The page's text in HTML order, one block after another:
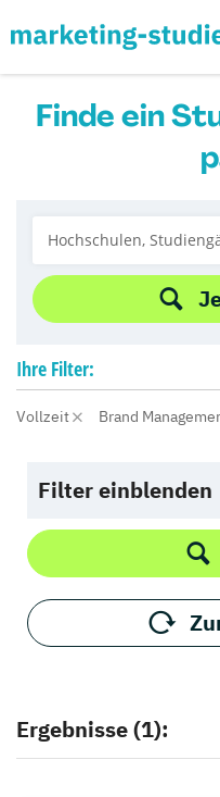
Finde ein
Ihre Filter:
Vollzeit Brand
Filter einblenden
Ergebnisse (1):